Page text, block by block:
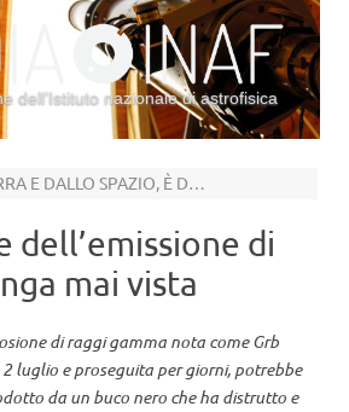
dell’Istituto nazionale di astrofisica
OSSERVATA DA TERRA E DALLO SPAZIO, È DURATA PER GIORNI
dell’emissione di
mai vista
di raggi gamma nota come Grb
luglio e proseguita per giorni, potrebbe
da un buco nero che ha distrutto e